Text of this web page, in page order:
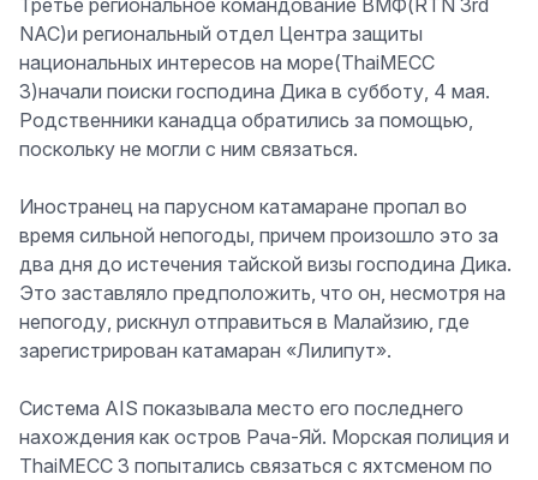
Третье региональное командование ВМФ(RTN 3rd
NAC)и региональный отдел Центра защиты
национальных интересов на море(ThaiMECC
3)начали поиски господина Дика в субботу, 4 мая.
Родственники канадца обратились за помощью,
поскольку не могли с ним связаться.
Иностранец на парусном катамаране пропал во
время сильной непогоды, причем произошло это за
два дня до истечения тайской визы господина Дика.
Это заставляло предположить, что он, несмотря на
непогоду, рискнул отправиться в Малайзию, где
зарегистрирован катамаран «Лилипут».
Система AIS показывала место его последнего
нахождения как остров Рача-Яй. Морская полиция и
ThaiMECC 3 попытались связаться с яхтсменом по